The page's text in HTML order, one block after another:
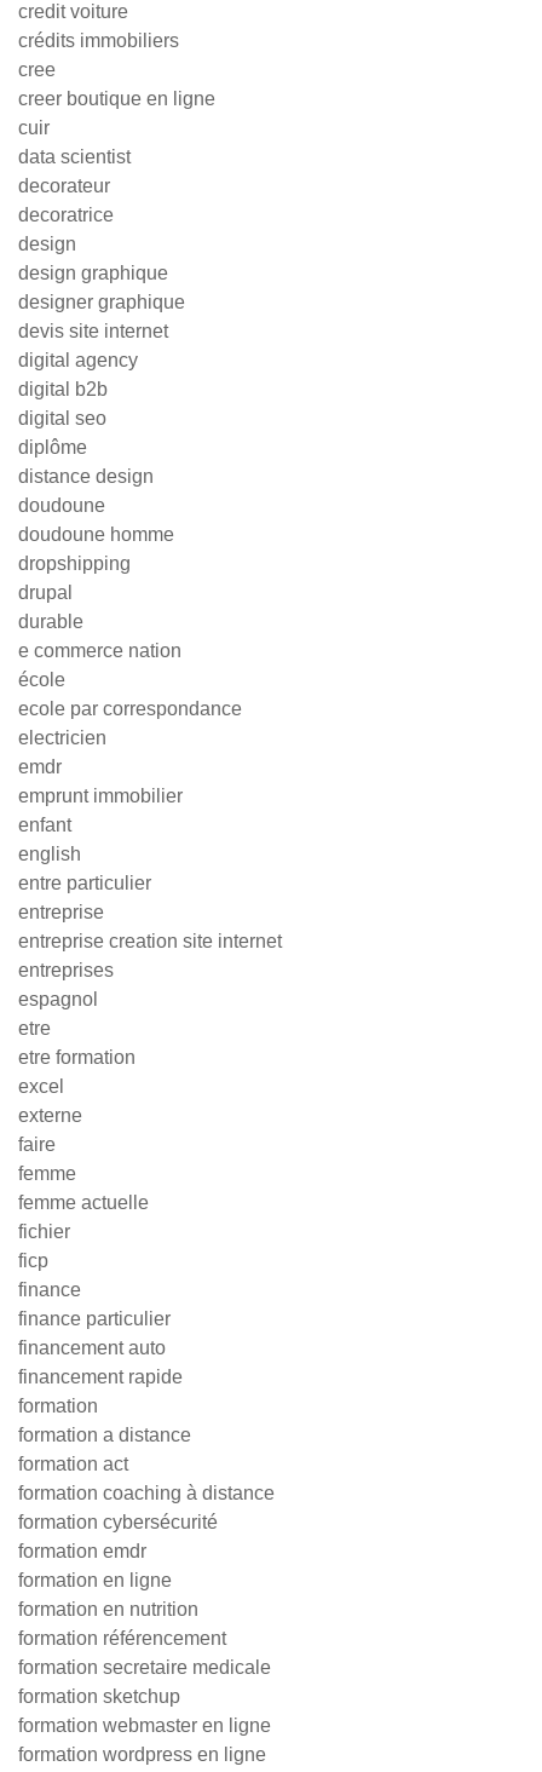
credit voiture
crédits immobiliers
cree
creer boutique en ligne
cuir
data scientist
decorateur
decoratrice
design
design graphique
designer graphique
devis site internet
digital agency
digital b2b
digital seo
diplôme
distance design
doudoune
doudoune homme
dropshipping
drupal
durable
e commerce nation
école
ecole par correspondance
electricien
emdr
emprunt immobilier
enfant
english
entre particulier
entreprise
entreprise creation site internet
entreprises
espagnol
etre
etre formation
excel
externe
faire
femme
femme actuelle
fichier
ficp
finance
finance particulier
financement auto
financement rapide
formation
formation a distance
formation act
formation coaching à distance
formation cybersécurité
formation emdr
formation en ligne
formation en nutrition
formation référencement
formation secretaire medicale
formation sketchup
formation webmaster en ligne
formation wordpress en ligne